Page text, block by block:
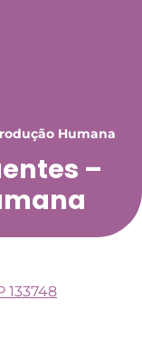
Humana
–
133748